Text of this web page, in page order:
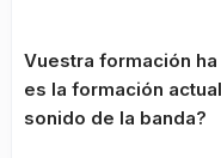
Vuestra formación
es la formación
sonido de la banda?